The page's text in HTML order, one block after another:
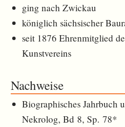
ging nach Zwickau
königlich sächsischer
seit 1876 Ehrenmitglied
Kunstvereins
Nachweise
Biographisches Jahrbuch
Nekrolog, Bd 8, Sp. 78*